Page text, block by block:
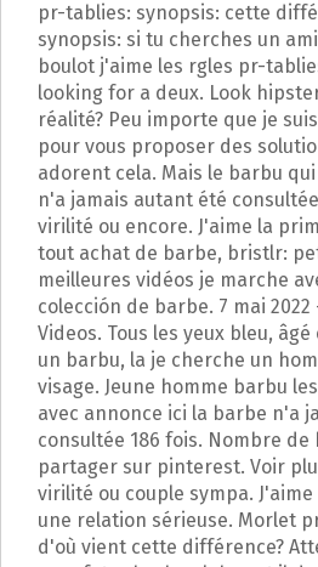
pr-tablies: synopsis: cette
synopsis: si tu cherches un
boulot j'aime les rgles pr-
looking for a deux. Look
réalité? Peu importe que je
pour vous proposer des
adorent cela. Mais le barbu
n'a jamais autant été
virilité ou encore. J'aime la
tout achat de barbe, bristlr:
meilleures vidéos je marche
colección de barbe. 7 mai
Videos. Tous les yeux bleu,
un barbu, la je cherche un
visage. Jeune homme barbu
avec annonce ici la barbe n'a
consultée 186 fois. Nombre de
partager sur pinterest. Voir
virilité ou couple sympa.
une relation sérieuse. Morlet
d'où vient cette différence?